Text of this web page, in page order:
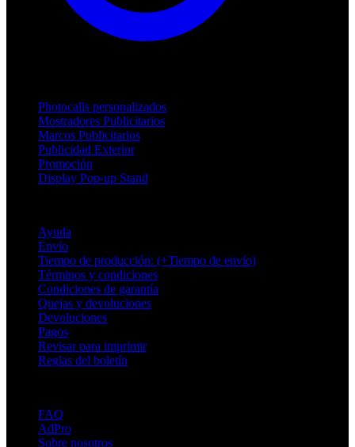
Photocalls personalizados
Mostradores Publicitarios
Marcos Publicitarios
Publicidad Exterior
Promoción
Display Pop-up Stand
Ayuda
Envío
Tiempo de producción: (+Tiempo de envío)
Términos y condiciones
Condiciones de garantía
Quejas y devoluciones
Devoluciones
Pagos
Revisar para imprimir
Reglas del boletín
FAQ
AdPro
Sobre nosotros